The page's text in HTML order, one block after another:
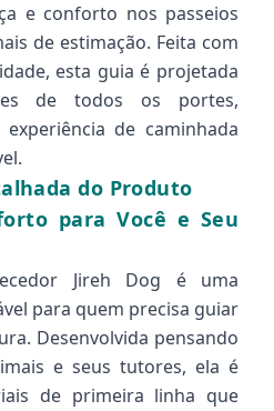
e conforto nos passeios
de estimação. Feita com
esta guia é projetada
de todos os portes,
de caminhada
do Produto
para Você e Seu
Jireh Dog é uma
para quem precisa guiar
Desenvolvida pensando
e seus tutores, ela é
de primeira linha que